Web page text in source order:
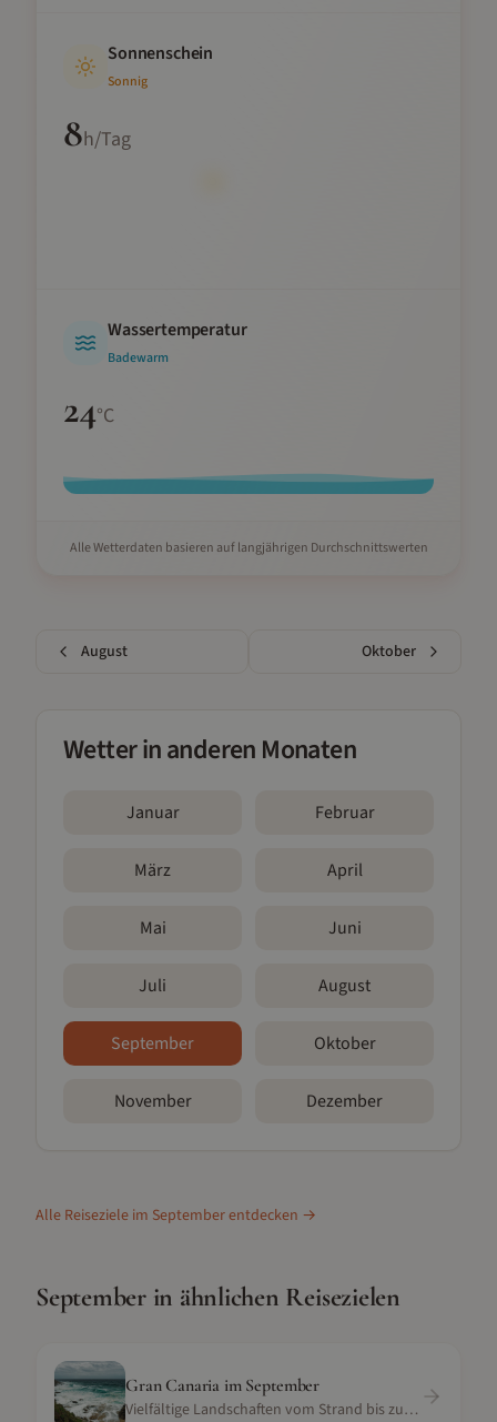
Sonnenschein
Sonnig
8h/Tag
Wassertemperatur
Badewarm
24°C
Alle Wetterdaten basieren auf langjährigen Durchschnittswerten
August Oktober
Wetter in anderen Monaten
Januar Februar
März April
Mai Juni
Juli August
September Oktober
November Dezember
Alle Reiseziele im Septemberentdecken →
Septemberin ähnlichen Reisezielen
Gran Canaria im September
Vielfältige Landschaften vom Strand bis zu den Bergen